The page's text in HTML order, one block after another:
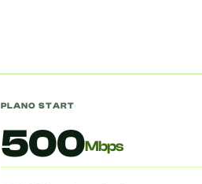
PLANO START
500Mbps